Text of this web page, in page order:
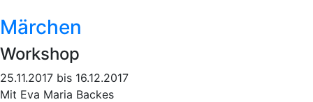
Märchen
Workshop
25.11.2017 bis 16.12.2017
Mit Eva Maria Backes